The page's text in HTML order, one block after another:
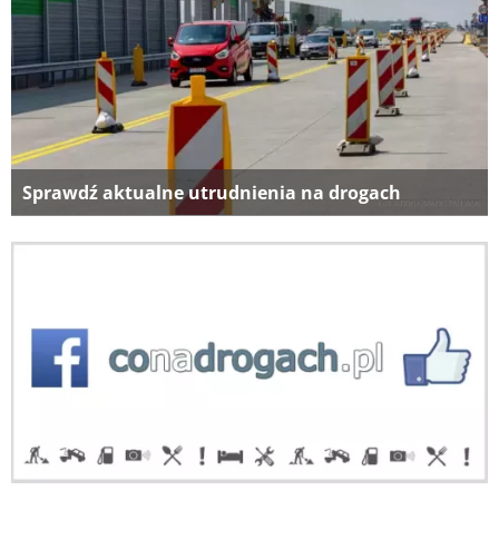
Sprawdź aktualne utrudnienia na drogach